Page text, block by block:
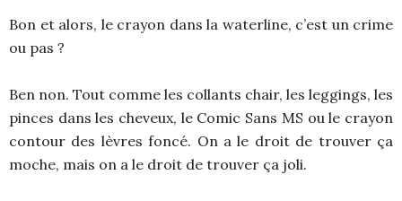
Bon et alors, le crayon dans la waterline, c’est un crime
ou pas ?
Ben non. Tout comme les collants chair, les leggings, les
pinces dans les cheveux, le Comic Sans MS ou le crayon
contour des lèvres foncé. On a le droit de trouver ça
moche, mais on a le droit de trouver ça joli.